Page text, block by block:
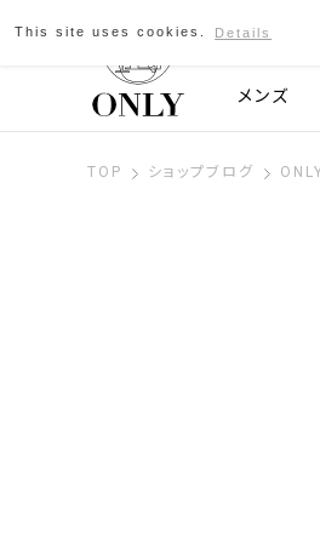
京都発の
メンズ
TOP ショップブログ
This site uses cookies. Details